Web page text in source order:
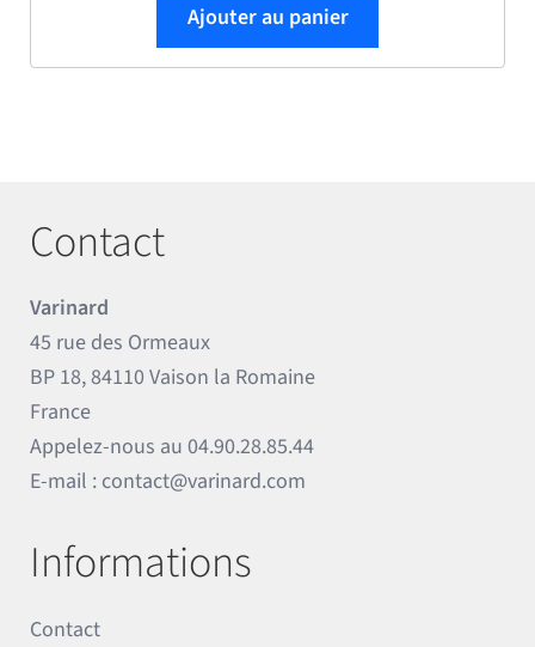
Ajouter au panier
Contact
Varinard
45 rue des Ormeaux
BP 18, 84110 Vaison la Romaine
France
Appelez-nous au04.90.28.85.44
E-mail : contact@varinard.com
Informations
Contact